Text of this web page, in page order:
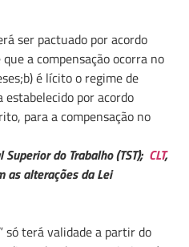
ser pactuado por acordo
a compensação ocorra no
é lícito o regime de
estabelecido por acordo
para a compensação no
do Trabalho (TST); CLT,
as alterações da Lei
só terá validade a partir do